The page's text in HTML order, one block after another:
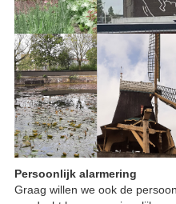
Persoonlijk alarmering
Graag willen we ook de